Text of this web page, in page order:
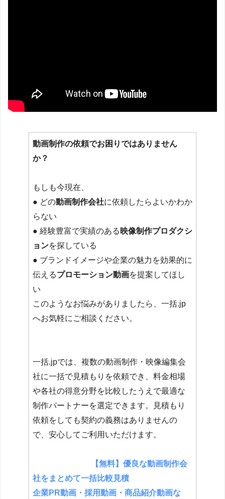
動画制作の依頼でお困りではありません
か？
もしも今現在、
● どの動画制作会社に依頼したらよいかわか
らない
● 経験豊富で実績のある 映像制作プロダクシ
ョンを探している
● ブランドイメージや企業の魅力を効果的に
伝えるプロモーション動画を提案してほし
い
このようなお悩みがありましたら、一括.jp
へお気軽にご相談ください。
一括.jpでは、複数の動画制作・映像編集会
社に一括で見積もりを依頼でき、料金相場
や各社の得意分野を比較したうえで最適な
制作パートナーを選定できます。見積もり
依頼をしても契約の義務はありませんの
で、安心してご利用いただけます。
【無料】優良な動画制作会
社をまとめて一括比較見積
企業PR動画・採用動画・商品紹介動画な